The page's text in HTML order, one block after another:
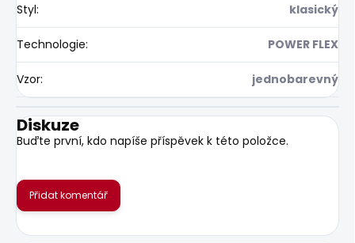
Styl: klasický
Technologie: POWER FLEX
Vzor: jednobarevný
Diskuze
Buďte první, kdo napíše příspěvek k této položce.
Přidat komentář